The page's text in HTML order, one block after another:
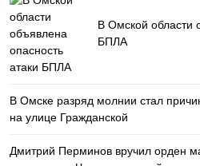
В Омской области
БПЛА
В Омске разряд молнии стал
на улице Гражданской
Дмитрий Перминов вручил орден